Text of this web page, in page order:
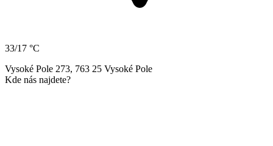
33/17 °C
Vysoké Pole 273, 763 25 Vysoké Pole
Kde nás najdete?